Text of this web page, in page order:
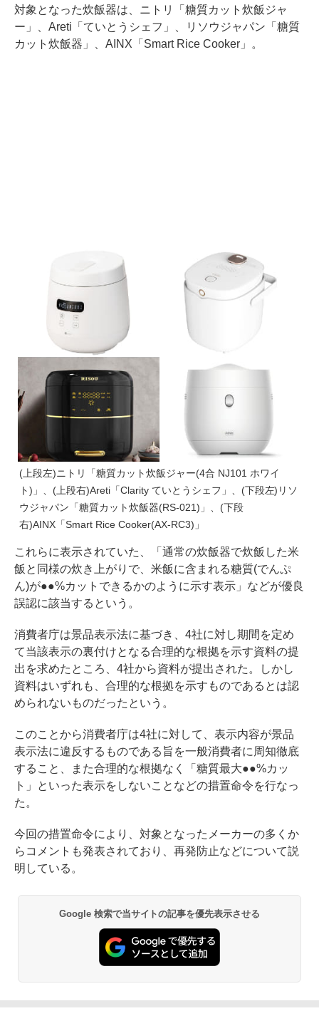
対象となった炊飯器は、ニトリ「糖質カット炊飯ジャ
ー」、Areti「ていとうシェフ」、リソウジャパン「糖質
カット炊飯器」、AINX「Smart Rice Cooker」。
(上段左)ニトリ「糖質カット炊飯ジャー(4合 NJ101 ホワイ
ト)」、(上段右)Areti「Clarity ていとうシェフ」、(下段左)リソ
ウジャパン「糖質カット炊飯器(RS-021)」、(下段
右)AINX「Smart Rice Cooker(AX-RC3)」
これらに表示されていた、「通常の炊飯器で炊飯した米
飯と同様の炊き上がりで、米飯に含まれる糖質(でんぷ
ん)が●●%カットできるかのように示す表示」などが優良
誤認に該当するという。
消費者庁は景品表示法に基づき、4社に対し期間を定め
て当該表示の裏付けとなる合理的な根拠を示す資料の提
出を求めたところ、4社から資料が提出された。しかし
資料はいずれも、合理的な根拠を示すものであるとは認
められないものだったという。
このことから消費者庁は4社に対して、表示内容が景品
表示法に違反するものである旨を一般消費者に周知徹底
すること、また合理的な根拠なく「糖質最大●●%カッ
ト」といった表示をしないことなどの措置命令を行なっ
た。
今回の措置命令により、対象となったメーカーの多くか
らコメントも発表されており、再発防止などについて説
明している。
Google 検索で当サイトの記事を優先表示させる